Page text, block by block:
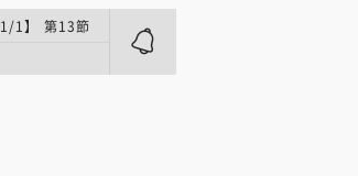
】 第13節